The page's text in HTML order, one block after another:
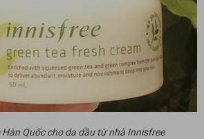
Quốc cho da dầu từ nhà Innisfree